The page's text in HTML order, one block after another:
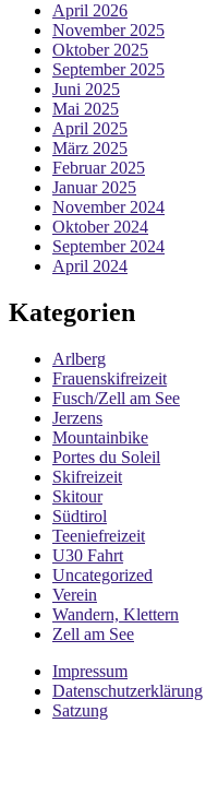
April 2026
November 2025
Oktober 2025
September 2025
Juni 2025
Mai 2025
April 2025
März 2025
Februar 2025
Januar 2025
November 2024
Oktober 2024
September 2024
April 2024
Kategorien
Arlberg
Frauenskifreizeit
Fusch/Zell am See
Jerzens
Mountainbike
Portes du Soleil
Skifreizeit
Skitour
Südtirol
Teeniefreizeit
U30 Fahrt
Uncategorized
Verein
Wandern, Klettern
Zell am See
Impressum
Datenschutzerklärung
Satzung